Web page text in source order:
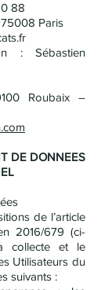
88
Paris
: Sébastien
Roubaix –
DE DONNEES
de l’article
2016/679 (ci-
collecte et le
Utilisateurs du
suivants :